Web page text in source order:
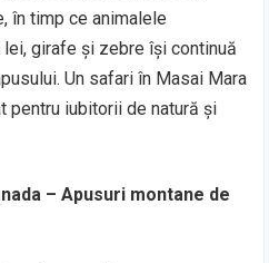
în timp ce animalele
girafe și zebre își continuă
Un safari în Masai Mara
pentru iubitorii de natură și
– Apusuri montane de